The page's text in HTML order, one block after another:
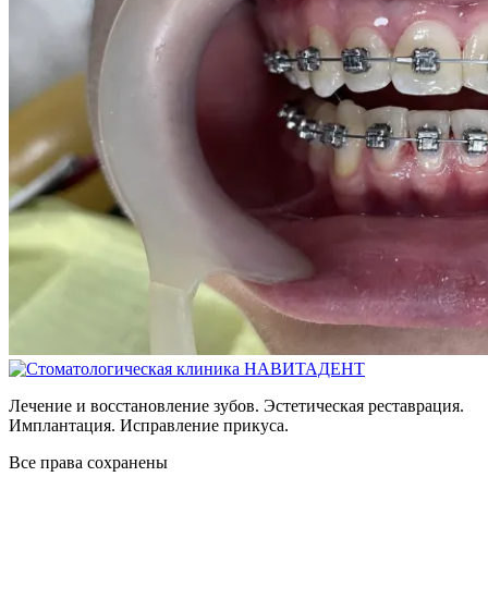
Лечение и восстановление зубов. Эстетическая реставрация.
Имплантация. Исправление прикуса.
Все права сохранены